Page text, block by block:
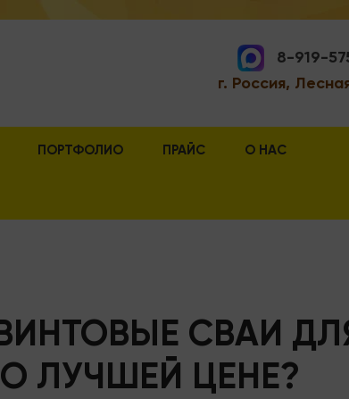
8-919-
г. Россия,
ПОРТФОЛИО ПРАЙС О НАС
СВАИ
ЛУЧШЕЙ ЦЕНЕ?